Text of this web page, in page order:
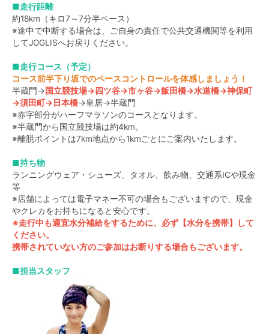
■走行距離
約18km（キロ7～7分半ペース）
※途中で中断する場合は、ご自身の責任で公共交通機関等を利用
してJOGLISへお戻りください。
■走行コース（予定）
コース前半下り坂でのペースコントロールを体感しましょう！
半蔵門→国立競技場→四ツ谷→市ヶ谷→飯田橋→水道橋→神保町
→須田町→日本橋→皇居→半蔵門
※赤字部分がハーフマラソンのコースとなります。
※半蔵門から国立競技場は約4km。
※離脱ポイントは7km地点から1kmごとにご案内いたします。
■持ち物
ランニングウェア・シューズ、タオル、飲み物、交通系ICや現金
等
※店舗によっては電子マネー不可の場合もございますので、現金
やクレカをお持ちになると安心です。
※走行中も適宜水分補給をするために、必ず【水分を携帯】して
ください。
携帯されていない方のご参加はお断りする場合もございます。
■担当スタッフ